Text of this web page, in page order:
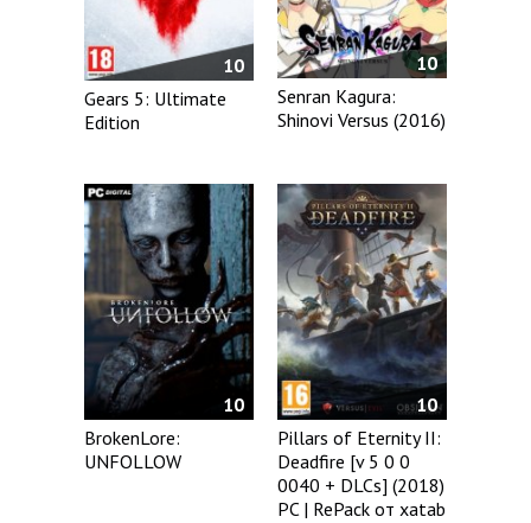
10
Gears 5: Ultimate
Edition
10
Senran Kagura:
Shinovi Versus (2016)
10
BrokenLore:
UNFOLLOW
10
Pillars of Eternity II:
Deadfire [v 5 0 0
0040 + DLCs] (2018)
PC | RePack от xatab